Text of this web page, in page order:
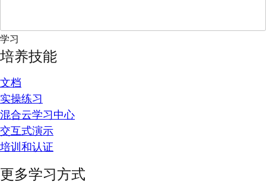
学习
培养技能
文档
实操练习
混合云学习中心
交互式演示
培训和认证
更多学习方式